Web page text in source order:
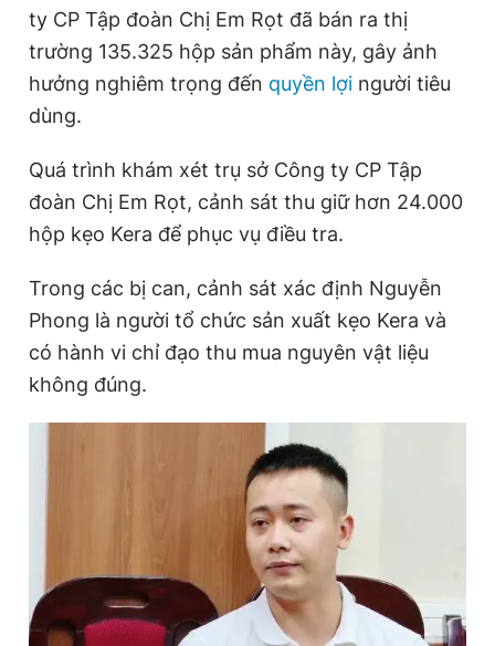
ty CP Tập đoàn Chị Em Rọt đã bán ra thị
trường 135.325 hộp sản phẩm này, gây ảnh
hưởng nghiêm trọng đến quyền lợi người tiêu
dùng.
Quá trình khám xét trụ sở Công ty CP Tập
đoàn Chị Em Rọt, cảnh sát thu giữ hơn 24.000
hộp kẹo Kera để phục vụ điều tra.
Trong các bị can, cảnh sát xác định Nguyễn
Phong là người tổ chức sản xuất kẹo Kera và
có hành vi chỉ đạo thu mua nguyên vật liệu
không đúng.